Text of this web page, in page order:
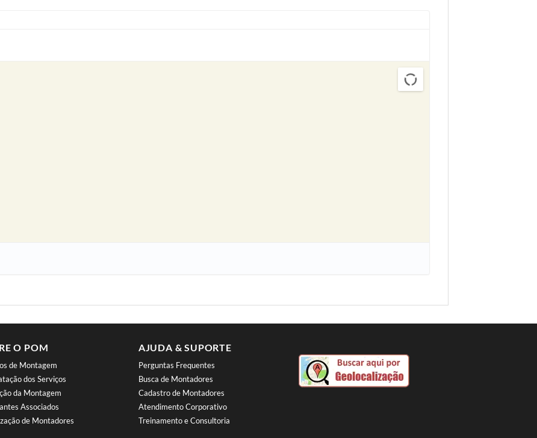
O POM
de Montagem
dos Serviços
da Montagem
Associados
de Montadores
AJUDA & SUPORTE
Perguntas Frequentes
Busca de Montadores
Cadastro de Montadores
Atendimento Corporativo
Treinamento e Consultoria